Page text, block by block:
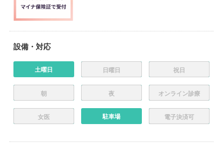
設備・対応
土曜日 日曜日 祝日
朝 夜 オンライン診療
女医 駐車場 電子決済可